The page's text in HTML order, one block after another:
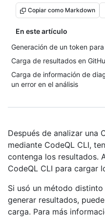
Copiar como Markdown
En este artículo
Generación de un token
Carga de resultados en
Carga de información de
un error en el análisis
Después de analizar una
mediante CodeQL CLI,
contenga los resultados.
CodeQL CLI para cargar
Si usó un método
generar resultados,
carga. Para más